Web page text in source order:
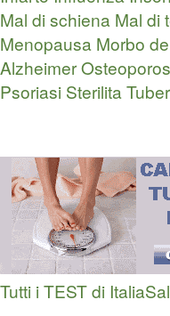
Mal di schiena Mal di
Menopausa Morbo
Alzheimer
Psoriasi Sterilita
Tutti i TEST di